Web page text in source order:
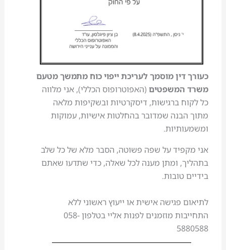
כעורך דין מוסמך לעריכת ייפוי כוח מתמשך מטעם
משרד המשפטים(האפוטרופוס הכללי), אני מלווה
כל לקוח ברגישות, דיסקרטיות ובשקיפות מלאה
מתוך הבנה שמדובר בהחלטות אישיות, עמוקות
ומשמעותיות.
אני מקפיד על שפה פשוטה, הסבר מלא של כל שלב
בתהליך, ומתן מענה לכל שאלה, כדי שתדעו שאתם
בידיים טובות.
לתיאום פגישה אישית או ייעוץ ראשוני ללא
התחייבות מוזמנים לפנות אליי בטלפון 058-
5880588